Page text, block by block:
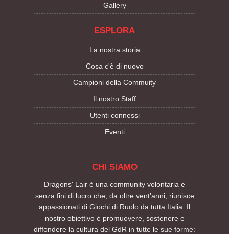
Gallery
ESPLORA
La nostra storia
Cosa c'è di nuovo
Campioni della Commuity
Il nostro Staff
Utenti connessi
Eventi
CHI SIAMO
Dragons' Lair è una community volontaria e
senza fini di lucro che, da oltre vent’anni, riunisce
appassionati di Giochi di Ruolo da tutta Italia. Il
nostro obiettivo è promuovere, sostenere e
diffondere la cultura del GdR in tutte le sue forme: